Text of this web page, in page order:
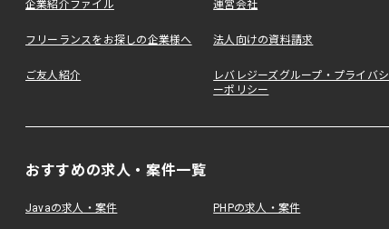
企業紹介ファイル 運営会社
フリーランスをお探しの企業様へ 法人向けの資料請求
ご友人紹介
レバレジーズグループ・プライバシ
ーポリシー
おすすめの求人・案件一覧
Javaの求人・案件 PHPの求人・案件